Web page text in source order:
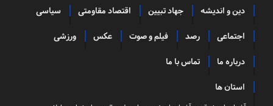
دین و اندیشه جهاد تبیین اقتصاد مقاومتی سیاسی
اجتماعی رصد فیلم و صوت عکس ورزشی
درباره ما تماس با ما
استان ها